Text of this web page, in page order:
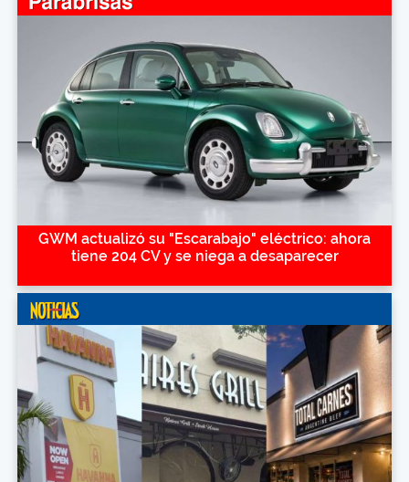
GWM actualizó su "Escarabajo" eléctrico: ahora
tiene 204 CV y se niega a desaparecer